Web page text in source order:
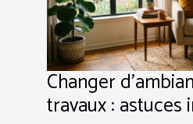
Changer
travaux : astuces